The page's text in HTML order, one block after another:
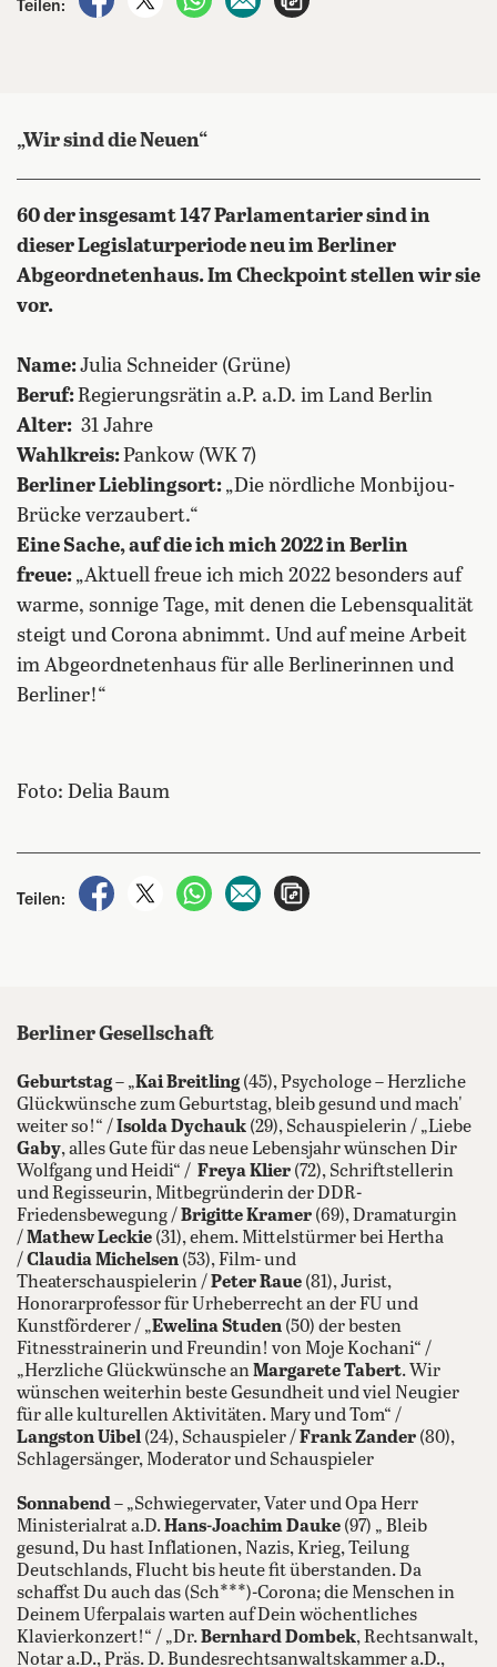
Teilen:
„Wir sind die Neuen“
60 der insgesamt 147 Parlamentarier sind in
dieser Legislaturperiode neu im Berliner
Abgeordnetenhaus. Im Checkpoint stellen wir sie
vor.
Name:Julia Schneider (Grüne)
Beruf:Regierungsrätin a.P. a.D. im Land Berlin
Alter: 31 Jahre
Wahlkreis:Pankow (WK 7)
Berliner Lieblingsort: „Die nördliche Monbijou-
Brücke verzaubert.“
Eine Sache, auf die ich mich 2022 in Berlin
freue: „Aktuell freue ich mich 2022 besonders auf
warme, sonnige Tage, mit denen die Lebensqualität
steigt und Corona abnimmt. Und auf meine Arbeit
im Abgeordnetenhaus für alle Berlinerinnen und
Berliner!“
Foto: Delia Baum
Teilen:
auf Facebook teilen
auf X teilenper WhatsApp teilen
per E-Mail teilen
Berliner Gesellschaft
Geburtstag– „Kai Breitling (45), Psychologe – Herzliche
Glückwünsche zum Geburtstag, bleib gesund und mach'
weiter so!“ /Isolda Dychauk (29), Schauspielerin / „Liebe
Gaby, alles Gute für das neue Lebensjahr wünschen Dir
Wolfgang und Heidi“ / Freya Klier (72), Schriftstellerin
und Regisseurin, Mitbegründerin der DDR-
Friedensbewegung /Brigitte Kramer (69), Dramaturgin
/Mathew Leckie (31), ehem. Mittelstürmer bei Hertha
/Claudia Michelsen (53), Film- und
Theaterschauspielerin /Peter Raue (81), Jurist,
Honorarprofessor für Urheberrecht an der FU und
Kunstförderer / „Ewelina Studen (50) der besten
Fitnesstrainerin und Freundin! von Moje Kochani“ /
„Herzliche Glückwünsche anMargarete Tabert. Wir
wünschen weiterhin beste Gesundheit und viel Neugier
für alle kulturellen Aktivitäten. Mary und Tom“ /
Langston Uibel (24), Schauspieler /Frank Zander (80),
Schlagersänger, Moderator und Schauspieler
Sonnabend– „Schwiegervater, Vater und Opa Herr
Ministerialrat a.D.Hans-Joachim Dauke (97) „ Bleib
gesund, Du hast Inflationen, Nazis, Krieg, Teilung
Deutschlands, Flucht bis heute fit überstanden. Da
schaffst Du auch das (Sch***)-Corona; die Menschen in
Deinem Uferpalais warten auf Dein wöchentliches
Klavierkonzert!“ / „Dr.Bernhard Dombek, Rechtsanwalt,
Notar a.D., Präs. D. Bundesrechtsanwaltskammer a.D.,